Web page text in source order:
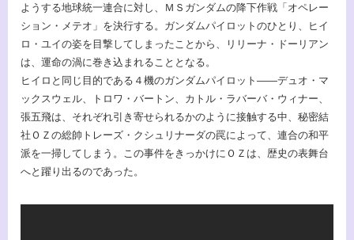
ようする地球統一連合に対し、ＭＳガンダムの降下作戦「オペレー
ション・メテオ」を決行する。ガンダムパイロットのひとり、ヒイ
ロ・ユイの姿を目撃してしまったことから、リリーナ・ドーリアン
は、運命の渦に巻き込まれることとなる。
ヒイロと同じ目的である４機のガンダムパイロット――デュオ・マ
ックスウェル、トロワ・バートン、カトル・ラバーバ・ウィナー、
張五飛は、それぞれ引き寄せられるかのように接触する中、秘密結
社ＯＺの総帥トレーズ・クシュリナーダの罠によって、連合の和平
派を一掃してしまう。この事件をきっかけにＯＺは、歴史の表舞台
へと躍り出るのであった。